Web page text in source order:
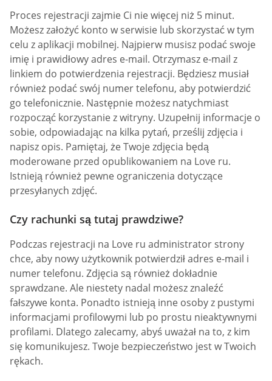
Proces rejestracji zajmie Ci nie więcej niż 5 minut.
Możesz założyć konto w serwisie lub skorzystać w tym
celu z aplikacji mobilnej. Najpierw musisz podać swoje
imię i prawidłowy adres e-mail. Otrzymasz e-mail z
linkiem do potwierdzenia rejestracji. Będziesz musiał
również podać swój numer telefonu, aby potwierdzić
go telefonicznie. Następnie możesz natychmiast
rozpocząć korzystanie z witryny. Uzupełnij informacje o
sobie, odpowiadając na kilka pytań, prześlij zdjęcia i
napisz opis. Pamiętaj, że Twoje zdjęcia będą
moderowane przed opublikowaniem na Love ru.
Istnieją również pewne ograniczenia dotyczące
przesyłanych zdjęć.
Czy rachunki są tutaj prawdziwe?
Podczas rejestracji na Love ru administrator strony
chce, aby nowy użytkownik potwierdził adres e-mail i
numer telefonu. Zdjęcia są również dokładnie
sprawdzane. Ale niestety nadal możesz znaleźć
fałszywe konta. Ponadto istnieją inne osoby z pustymi
informacjami profilowymi lub po prostu nieaktywnymi
profilami. Dlatego zalecamy, abyś uważał na to, z kim
się komunikujesz. Twoje bezpieczeństwo jest w Twoich
rękach.